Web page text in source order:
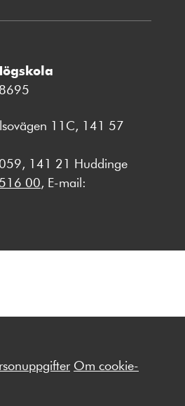
11C, 141 57
141 21 Huddinge
00, E-mail:
Om cookie-